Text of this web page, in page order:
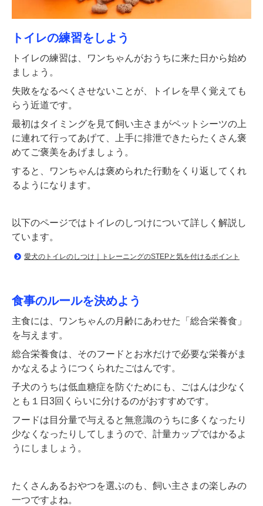
トイレの練習をしよう
トイレの練習は、ワンちゃんがおうちに来た日から始め
ましょう。
失敗をなるべくさせないことが、トイレを早く覚えても
らう近道です。
最初はタイミングを見て飼い主さまがペットシーツの上
に連れて行ってあげて、上手に排泄できたらたくさん褒
めてご褒美をあげましょう。
すると、ワンちゃんは褒められた行動をくり返してくれ
るようになります。
以下のページではトイレのしつけについて詳しく解説し
ています。
愛犬のトイレのしつけ｜トレーニングのSTEPと気を付けるポイント
食事のルールを決めよう
主食には、ワンちゃんの月齢にあわせた「総合栄養食」
を与えます。
総合栄養食は、そのフードとお水だけで必要な栄養がま
かなえるようにつくられたごはんです。
子犬のうちは低血糖症を防ぐためにも、ごはんは少なく
とも１日3回くらいに分けるのがおすすめです。
フードは目分量で与えると無意識のうちに多くなったり
少なくなったりしてしまうので、計量カップではかるよ
うにしましょう。
たくさんあるおやつを選ぶのも、飼い主さまの楽しみの
一つですよね。